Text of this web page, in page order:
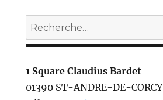
Recherche
pour :
1 Square Claudius Bardet
01390 ST-ANDRE-DE-CORCY